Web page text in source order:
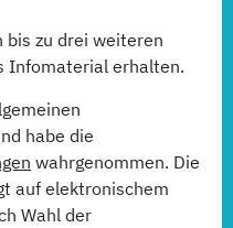
bis zu drei weiteren
Infomaterial erhalten.
habe die
wahrgenommen. Die
auf elektronischem
Wahl der